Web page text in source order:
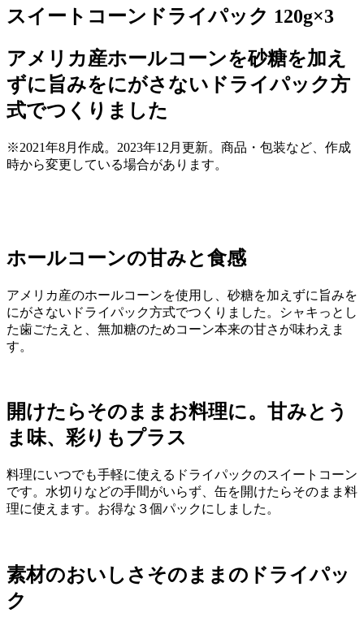
スイートコーンドライパック 120g×3
アメリカ産ホールコーンを砂糖を加え
ずに旨みをにがさないドライパック方
式でつくりました
※2021年8月作成。2023年12月更新。商品・包装など、作成
時から変更している場合があります。
ホールコーンの甘みと食感
アメリカ産のホールコーンを使用し、砂糖を加えずに旨みを
にがさないドライパック方式でつくりました。シャキっとし
た歯ごたえと、無加糖のためコーン本来の甘さが味わえま
す。
開けたらそのままお料理に。甘みとう
ま味、彩りもプラス
料理にいつでも手軽に使えるドライパックのスイートコーン
です。水切りなどの手間がいらず、缶を開けたらそのまま料
理に使えます。お得な３個パックにしました。
素材のおいしさそのままのドライパッ
ク